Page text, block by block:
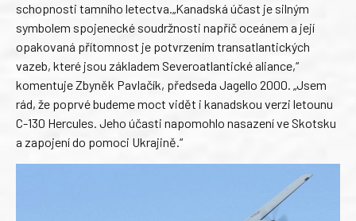
schopnosti tamního letectva.„Kanadská účast je silným
symbolem spojenecké soudržnosti napříč oceánem a její
opakovaná přítomnost je potvrzením transatlantických
vazeb, které jsou základem Severoatlantické aliance,“
komentuje Zbyněk Pavlačík, předseda Jagello 2000. „Jsem
rád, že poprvé budeme moct vidět i kanadskou verzi letounu
C-130 Hercules. Jeho účasti napomohlo nasazení ve Skotsku
a zapojení do pomoci Ukrajině.“